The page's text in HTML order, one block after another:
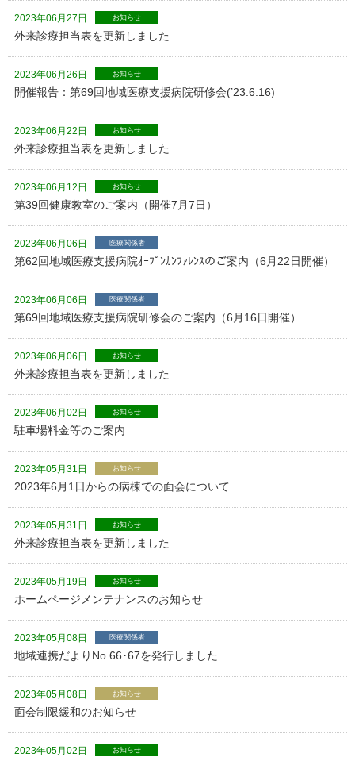
2023年06月27日 お知らせ
外来診療担当表を更新しました
2023年06月26日 お知らせ
開催報告：第69回地域医療支援病院研修会(’23.6.16)
2023年06月22日 お知らせ
外来診療担当表を更新しました
2023年06月12日 お知らせ
第39回健康教室のご案内（開催7月7日）
2023年06月06日 医療関係者
第62回地域医療支援病院ｵｰﾌﾟﾝｶﾝﾌｧﾚﾝｽのご案内（6月22日開催）
2023年06月06日 医療関係者
第69回地域医療支援病院研修会のご案内（6月16日開催）
2023年06月06日 お知らせ
外来診療担当表を更新しました
2023年06月02日 お知らせ
駐車場料金等のご案内
2023年05月31日 お知らせ
2023年6月1日からの病棟での面会について
2023年05月31日 お知らせ
外来診療担当表を更新しました
2023年05月19日 お知らせ
ホームページメンテナンスのお知らせ
2023年05月08日 医療関係者
地域連携だよりNo.66･67を発行しました
2023年05月08日 お知らせ
面会制限緩和のお知らせ
2023年05月02日 お知らせ